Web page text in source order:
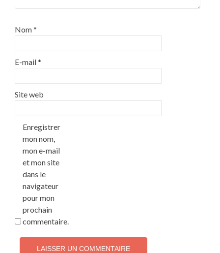
Nom*
E-mail*
Site web
Enregistrer
mon nom,
mon e-mail
et mon site
dans le
navigateur
pour mon
prochain
commentaire.